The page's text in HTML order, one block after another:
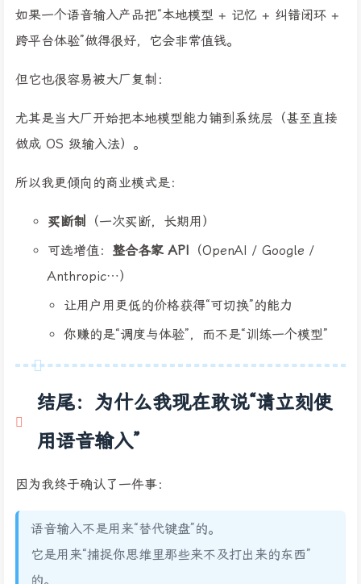
如果一个语音输入产品把“本地模型 + 记忆 + 纠错闭环 +
跨平台体验”做得很好，它会非常值钱。
但它也很容易被大厂复制：
尤其是当大厂开始把本地模型能力铺到系统层（甚至直接
做成 OS 级输入法）。
所以我更倾向的商业模式是：
买断制
（一次买断，长期用）
可选增值： 整合各家 API （OpenAI / Google /
Anthropic…）
让用户用更低的价格获得“可切换”的能力
你赚的是“调度与体验”，而不是“训练一个模型”
结尾：为什么我现在敢说“请立刻使
用语音输入”
因为我终于确认了一件事：
语音输入不是用来“替代键盘”的。
它是用来“捕捉你思维里那些来不及打出来的东西”
的。